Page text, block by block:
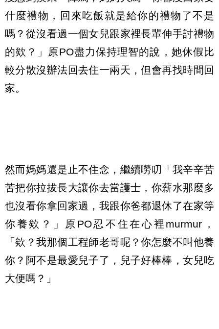
什麼禮物，回來吃飯就是給你的禮物了不是
嗎？從沒看過一個女兒跟家裡長輩伸手討禮物
的欸？」原PO盡力保持理智的說，她休假比
較分散沒辦法回去住一兩天，但會再找時間回
家。
然而媽媽還是止不住念，繼續嘮叨「我辛辛苦
苦把你拉拔長大讓你去當護士，你薪水那麼多
也沒看你拿回家過，我跟你爸都退休了在家等
你養欸？」原PO忍不住在心裡murmur，
「欸？我那個工程師老哥呢？你怎麼不叫他養
你？阿不是最愛兒子了，兒子好棒棒，女兒吃
大便嗎？」